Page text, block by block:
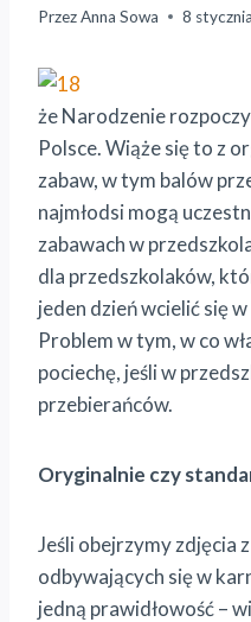
PrzezAnna Sowa 8
że Narodzenie
Polsce. Wiąże się to z
zabaw, w tym balów
najmłodsi mogą
zabawach w
dla przedszkolaków,
jeden dzień wcielić się
Problem w tym, w co
pociechę, jeśli w
przebierańców.
Oryginalnie czy
Jeśli obejrzymy zdjęcia
odbywających się w
jedną prawidłowość –